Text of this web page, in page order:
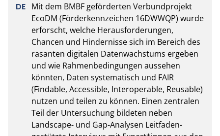
Mit dem BMBF geförderten Verbundprojekt
EcoDM (Förderkennzeichen 16DWWQP) wurde
erforscht, welche Herausforderungen,
Chancen und Hindernisse sich im Bereich des
rasanten digitalen Datenwachstums ergeben
und wie Rahmenbedingungen aussehen
könnten, Daten systematisch und FAIR
(Findable, Accessible, Interoperable, Reusable)
nutzen und teilen zu können. Einen zentralen
Teil der Untersuchung bildeten neben
Landscape- und Gap-Analysen Leitfaden-